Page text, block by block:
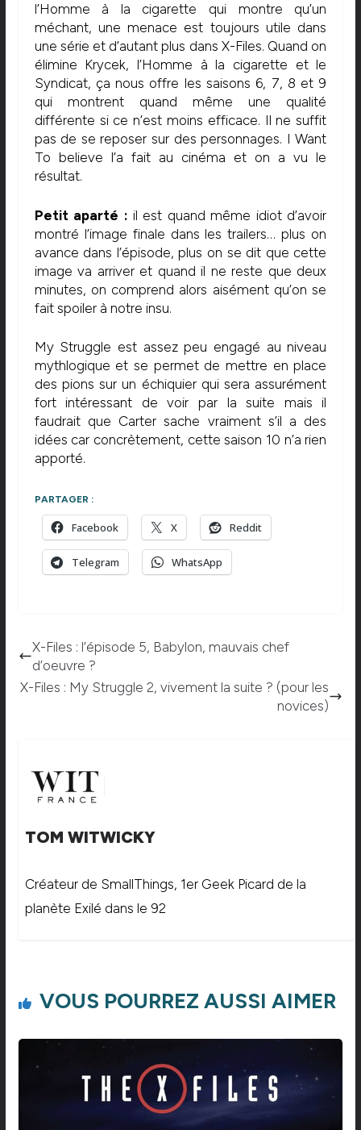
l’Homme à la cigarette qui montre qu’un
méchant, une menace est toujours utile dans
une série et d’autant plus dans X-Files. Quand on
élimine Krycek, l’Homme à la cigarette et le
Syndicat, ça nous offre les saisons 6, 7, 8 et 9
qui montrent quand même une qualité
différente si ce n’est moins efficace. Il ne suffit
pas de se reposer sur des personnages. I Want
To believe l’a fait au cinéma et on a vu le
résultat.
Petit aparté : il est quand même idiot d’avoir
montré l’image finale dans les trailers… plus on
avance dans l’épisode, plus on se dit que cette
image va arriver et quand il ne reste que deux
minutes, on comprend alors aisément qu’on se
fait spoiler à notre insu.
My Struggle est assez peu engagé au niveau
mythlogique et se permet de mettre en place
des pions sur un échiquier qui sera assurément
fort intéressant de voir par la suite mais il
faudrait que Carter sache vraiment s’il a des
idées car concrètement, cette saison 10 n’a rien
apporté.
PARTAGER :
Facebook X Reddit
Telegram WhatsApp
X-Files : l’épisode 5, Babylon, mauvais chef
d’oeuvre ?
X-Files : My Struggle 2, vivement la suite ? (pour les
novices)
TOM WITWICKY
Créateur de SmallThings, 1er Geek Picard de la
planète Exilé dans le 92
VOUS POURREZ AUSSI AIMER